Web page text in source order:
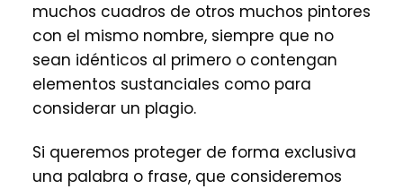
muchos cuadros de otros muchos pintores
con el mismo nombre, siempre que no
sean idénticos al primero o contengan
elementos sustanciales como para
considerar un plagio.
Si queremos proteger de forma exclusiva
una palabra o frase, que consideremos